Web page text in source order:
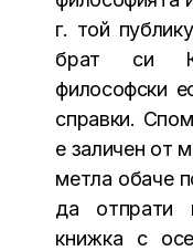
г. той
брат си
философски
справки.
е заличен от
метла обаче
да отпрати
книжка с